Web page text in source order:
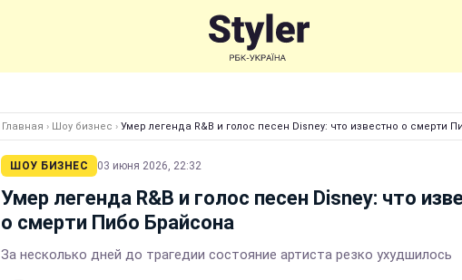
Главная › Шоу бизнес › Умер легенда R&B и голос песен Disney: что известно о смерти
ШОУ БИЗНЕС 03 июня 2026, 22:32
Умер легенда R&B и голос песен Disney: что
о смерти Пибо Брайсона
За несколько дней до трагедии состояние артиста резко ухудшилось